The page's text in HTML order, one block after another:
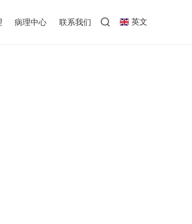
病理中心 联系我们 英文